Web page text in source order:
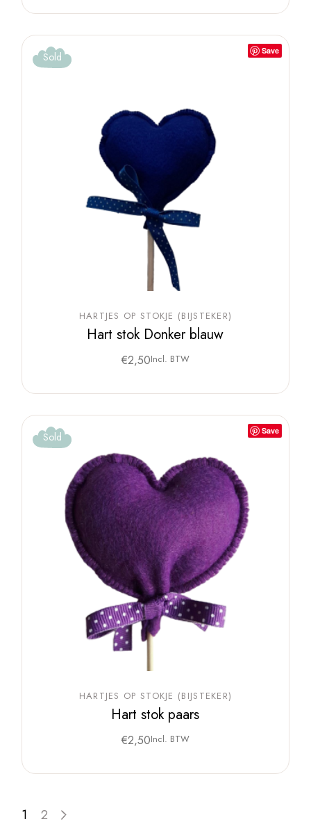
Save
Sold
HARTJES OP STOKJE (BIJSTEKER)
Hart stok Donker blauw
€2,50Incl. BTW
Save
Sold
HARTJES OP STOKJE (BIJSTEKER)
Hart stok paars
€2,50Incl. BTW
1 2